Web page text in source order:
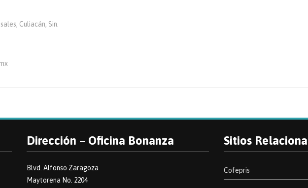
Culiacán, Sin.
Dirección – Oficina Bonanza
Blvd. Alfonso Zaragoza
Maytorena No. 2204
Sitios
Cofepris